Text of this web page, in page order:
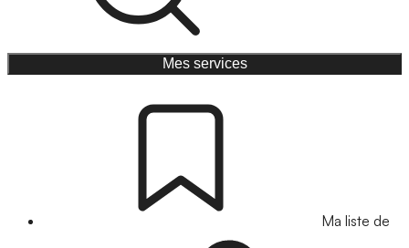
Mes services
Ma liste de